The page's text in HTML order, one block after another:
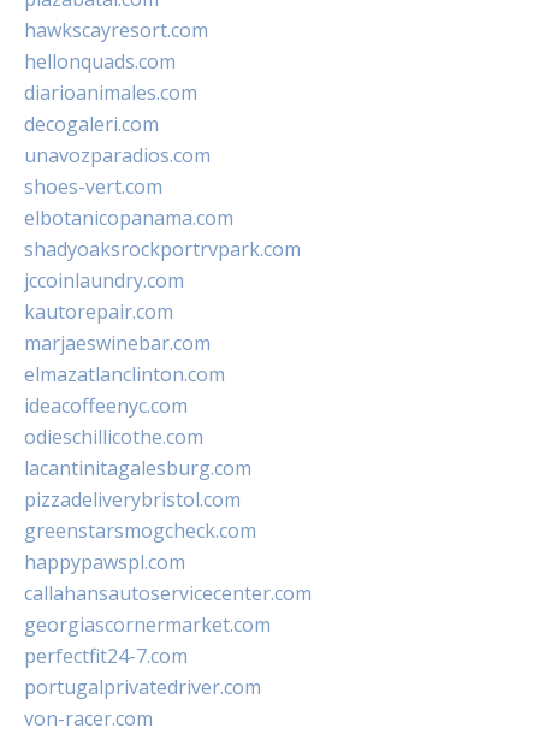
hawkscayresort.com
hellonquads.com
diarioanimales.com
decogaleri.com
unavozparadios.com
shoes-vert.com
elbotanicopanama.com
shadyoaksrockportrvpark.com
jccoinlaundry.com
kautorepair.com
marjaeswinebar.com
elmazatlanclinton.com
ideacoffeenyc.com
odieschillicothe.com
lacantinitagalesburg.com
pizzadeliverybristol.com
greenstarsmogcheck.com
happypawspl.com
callahansautoservicecenter.com
georgiascornermarket.com
perfectfit24-7.com
portugalprivatedriver.com
von-racer.com